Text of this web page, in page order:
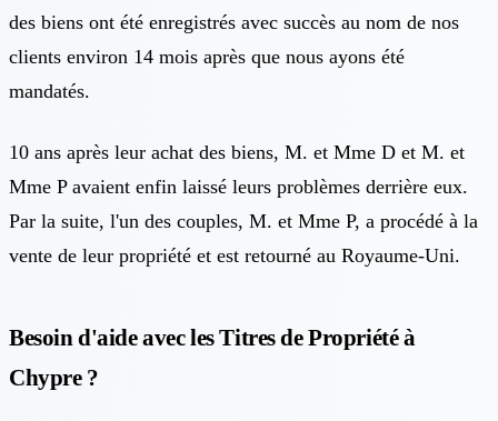
des biens ont été enregistrés avec succès au nom de nos
clients environ 14 mois après que nous ayons été
mandatés.
10 ans après leur achat des biens, M. et Mme D et M. et
Mme P avaient enfin laissé leurs problèmes derrière eux.
Par la suite, l'un des couples, M. et Mme P, a procédé à la
vente de leur propriété et est retourné au Royaume-Uni.
Besoin d'aide avec les Titres de Propriété à
Chypre ?